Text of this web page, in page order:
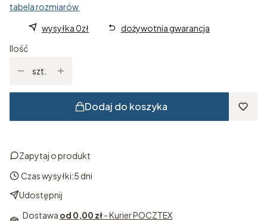
tabela rozmiarów
wysyłka 0zł
dożywotnia gwarancja
Ilość
szt.
Dodaj do koszyka
Zapytaj o produkt
Czas wysyłki:5 dni
Udostępnij
Dostawa od 0,00 zł- Kurier POCZTEX